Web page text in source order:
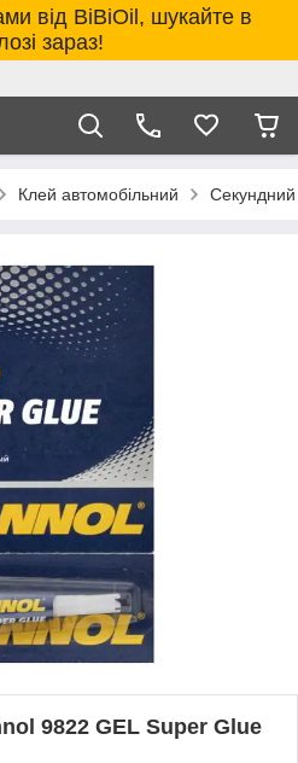
від BiBiOil, шукайте в
зараз!
Клей автомобільний
9822 GEL Super Glue